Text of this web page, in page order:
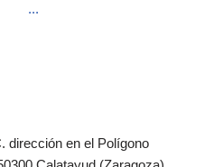
...
dirección en el Polígono